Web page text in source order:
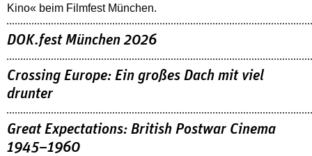
Kino« beim Filmfest München.
DOK.fest München 2026
Crossing Europe: Ein großes Dach mit viel
drunter
Great Expectations: British Postwar Cinema
1945–1960